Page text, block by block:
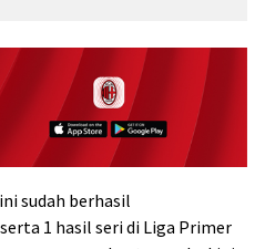
sudah berhasil
1 hasil seri di Liga Primer